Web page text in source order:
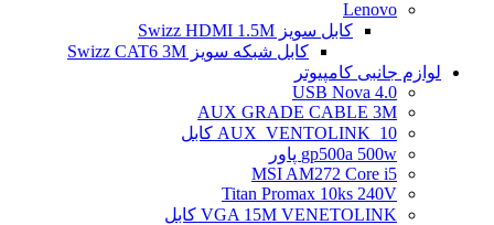
Lenovo
کابل سویز Swizz HDMI 1.5M
کابل شبکه سویز Swizz CAT6 3M
لوازم جانبی کامپیوتر
4.0 USB Nova
AUX GRADE CABLE 3M
AUX_VENTOLINK_10 کابل
gp500a 500w پاور
MSI AM272 Core i5
Titan Promax 10ks 240V
VGA 15M VENETOLINK کابل